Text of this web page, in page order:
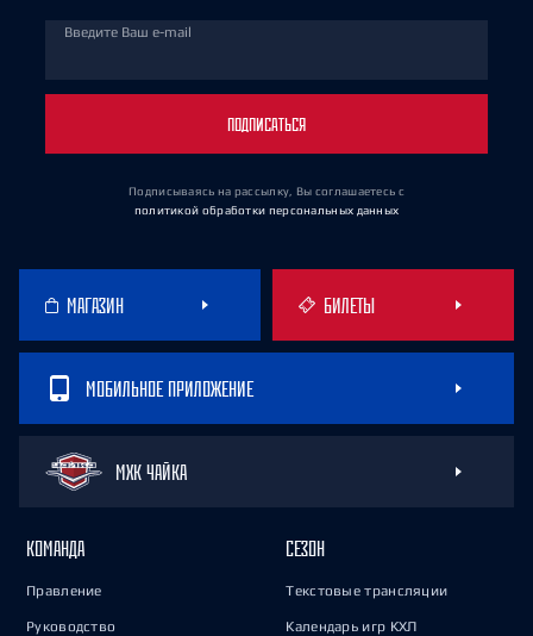
Введите Ваш e-mail
ПОДПИСАТЬСЯ
Подписываясь на рассылку, Вы соглашаетесь с
политикой обработки персональных данных
МАГАЗИН БИЛЕТЫ
МОБИЛЬНОЕ ПРИЛОЖЕНИЕ
МХК ЧАЙКА
КОМАНДА
Правление
Руководство
СЕЗОН
Текстовые трансляции
Календарь игр КХЛ